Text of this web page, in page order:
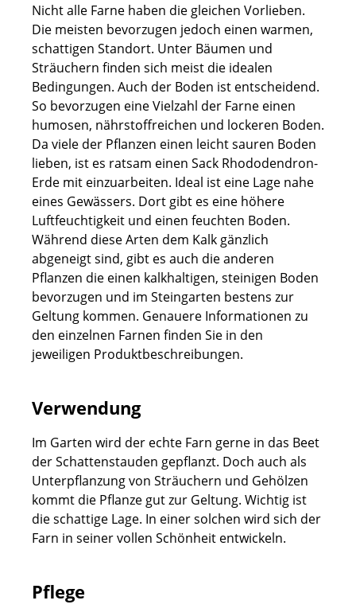
Nicht alle Farne haben die gleichen Vorlieben.
Die meisten bevorzugen jedoch einen warmen,
schattigen Standort. Unter Bäumen und
Sträuchern finden sich meist die idealen
Bedingungen. Auch der Boden ist entscheidend.
So bevorzugen eine Vielzahl der Farne einen
humosen, nährstoffreichen und lockeren Boden.
Da viele der Pflanzen einen leicht sauren Boden
lieben, ist es ratsam einen Sack Rhododendron-
Erde mit einzuarbeiten. Ideal ist eine Lage nahe
eines Gewässers. Dort gibt es eine höhere
Luftfeuchtigkeit und einen feuchten Boden.
Während diese Arten dem Kalk gänzlich
abgeneigt sind, gibt es auch die anderen
Pflanzen die einen kalkhaltigen, steinigen Boden
bevorzugen und im Steingarten bestens zur
Geltung kommen. Genauere Informationen zu
den einzelnen Farnen finden Sie in den
jeweiligen Produktbeschreibungen.
Verwendung
Im Garten wird der echte Farn gerne in das Beet
der Schattenstauden gepflanzt. Doch auch als
Unterpflanzung von Sträuchern und Gehölzen
kommt die Pflanze gut zur Geltung. Wichtig ist
die schattige Lage. In einer solchen wird sich der
Farn in seiner vollen Schönheit entwickeln.
Pflege